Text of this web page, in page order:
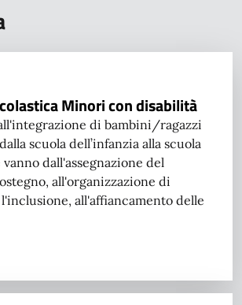
Minori con disabilità
di bambini/ragazzi
scuola dell’infanzia alla scuola
dall'assegnazione del
all'organizzazione di
all'affiancamento delle